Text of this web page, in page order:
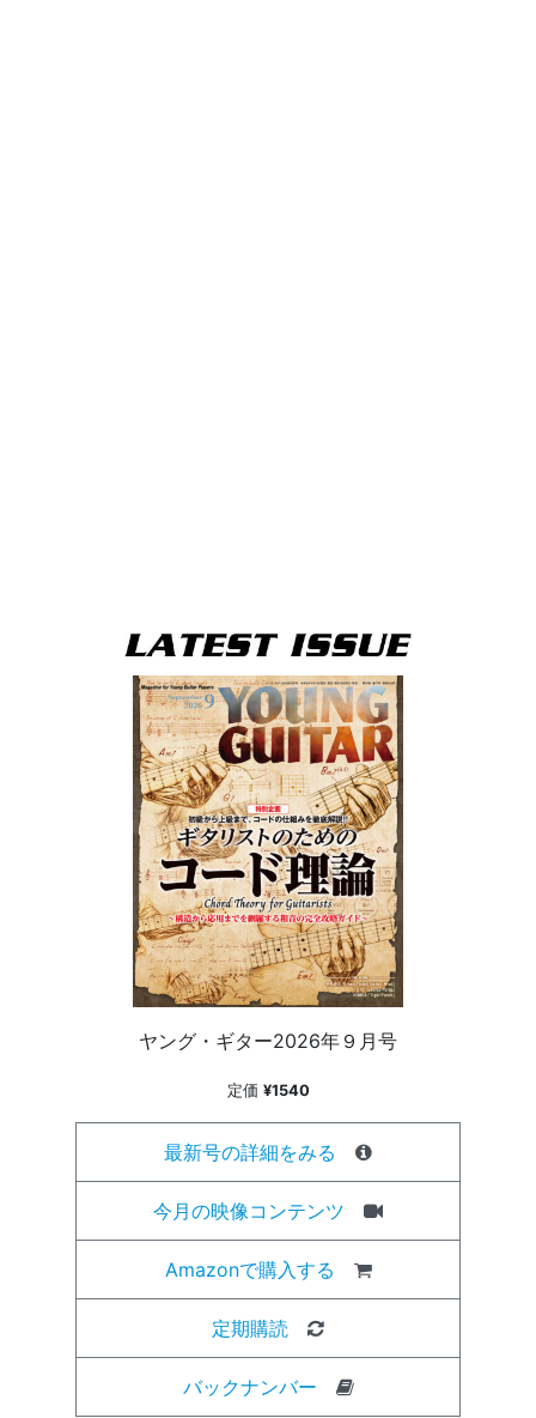
ヤング・ギター2026年９月号
定価 ¥1540
最新号の詳細をみる
今月の映像コンテンツ
Amazonで購入する
定期購読
バックナンバー